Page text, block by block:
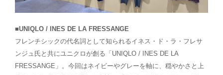
■UNIQLO / INES DE LA FRESSANGE
フレンチシックの代名詞として知られるイネス・ド・ラ・フレサ
ンジュ氏と共にユニクロが創る「UNIQLO / INES DE LA
FRESSANGE」。今回はネイビーやグレーを軸に、穏やかさと上